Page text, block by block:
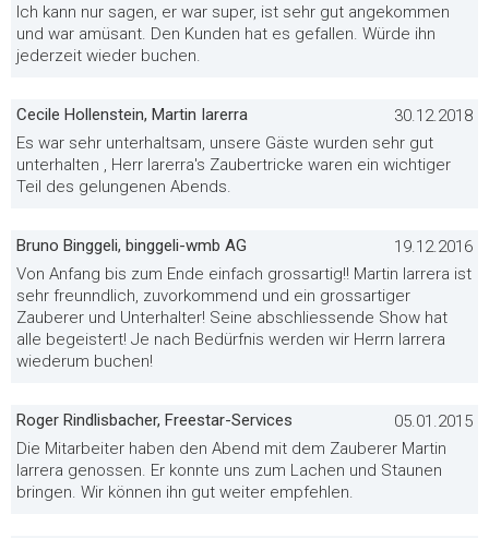
Ich kann nur sagen, er war super, ist sehr gut angekommen
und war amüsant. Den Kunden hat es gefallen. Würde ihn
jederzeit wieder buchen.
Cecile Hollenstein, Martin Iarerra
30.12.2018
Es war sehr unterhaltsam, unsere Gäste wurden sehr gut
unterhalten , Herr Iarerra's Zaubertricke waren ein wichtiger
Teil des gelungenen Abends.
Bruno Binggeli, binggeli-wmb AG
19.12.2016
Von Anfang bis zum Ende einfach grossartig!! Martin Iarrera ist
sehr freunndlich, zuvorkommend und ein grossartiger
Zauberer und Unterhalter! Seine abschliessende Show hat
alle begeistert! Je nach Bedürfnis werden wir Herrn Iarrera
wiederum buchen!
Roger Rindlisbacher, Freestar-Services
05.01.2015
Die Mitarbeiter haben den Abend mit dem Zauberer Martin
Iarrera genossen. Er konnte uns zum Lachen und Staunen
bringen. Wir können ihn gut weiter empfehlen.